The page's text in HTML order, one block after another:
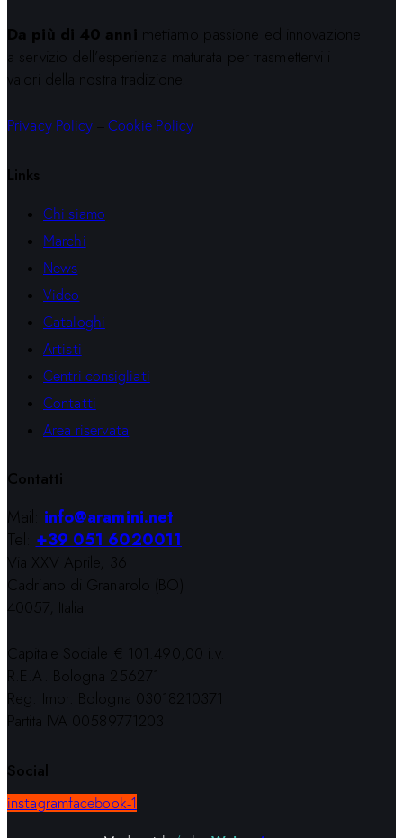
Da più di 40 anni mettiamo passione ed innovazione
a servizio dell’esperienza maturata per trasmettervi i
valori della nostra tradizione.
Privacy Policy Cookie Policy
Links
Chi siamo
Marchi
News
Video
Cataloghi
Artisti
Centri consigliati
Contatti
Area riservata
Contatti
Mail: info@aramini.net
Tel: +39 051 6020011
Via XXV Aprile, 36
Cadriano di Granarolo (BO)
40057, Italia
Capitale Sociale € 101.490,00 i.v.
R.E.A. Bologna 256271
Reg. Impr. Bologna 03018210371
Partita IVA 00589771203
Social
instagramfacebook-1